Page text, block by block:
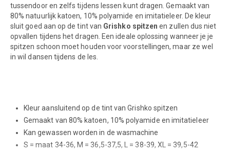
tussendoor en zelfs tijdens lessen kunt dragen. Gemaakt van
80% natuurlijk katoen, 10% polyamide en imitatieleer. De kleur
sluit goed aan op de tint van Grishko spitzen en zullen dus niet
opvallen tijdens het dragen. Een ideale oplossing wanneer je je
spitzen schoon moet houden voor voorstellingen, maar ze wel
in wil dansen tijdens de les.
Kleur aansluitend op de tint van Grishko spitzen
Gemaakt van 80% katoen, 10% polyamide en imitatieleer
Kan gewassen worden in de wasmachine
S = maat 34-36, M = 36,5-37,5, L = 38-39, XL = 39,5-42